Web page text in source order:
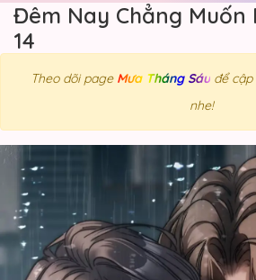
Đêm Nay Chẳng Muốn
14
Theo dõi page Mưa Tháng Sáu để
nhe!